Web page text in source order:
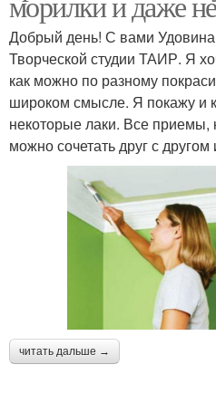
Добрый день! С вами
Творческой студии ТАИР. Я
как можно по разному
широком смысле. Я покажу и
некоторые лаки. Все приемы,
можно сочетать друг с
читать дальше →